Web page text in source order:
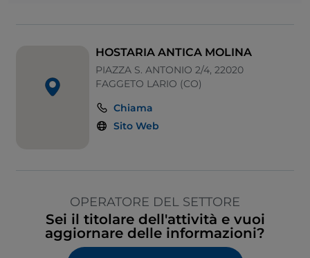
HOSTARIA ANTICA MOLINA
PIAZZA S. ANTONIO 2/4, 22020
FAGGETO LARIO (CO)
Chiama
Sito Web
OPERATORE DEL SETTORE
Sei il titolare dell'attività e vuoi
aggiornare delle informazioni?